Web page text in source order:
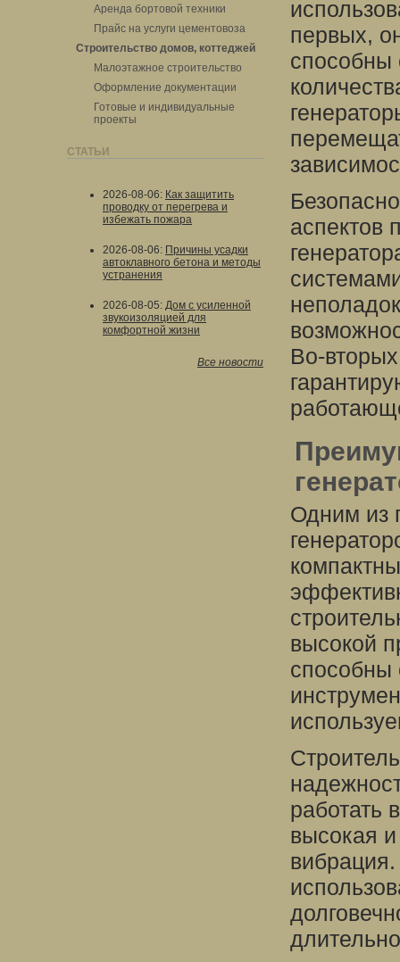
Аренда бортовой техники
Прайс на услуги цементовоза
Строительство домов, коттеджей
Малоэтажное строительство
Оформление документации
Готовые и индивидуальные
проекты
СТАТЬИ
2026-08-06: Как защитить
проводку от перегрева и
избежать пожара
2026-08-06: Причины усадки
автоклавного бетона и методы
устранения
2026-08-05: Дом с усиленной
звукоизоляцией для
комфортной жизни
Все новости
первых,
способны
аспектов
Во-
Одним из
высокой
способны
работать
высокая